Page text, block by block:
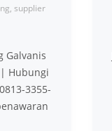
, supplier
Galvanis
Hubungi
3355-